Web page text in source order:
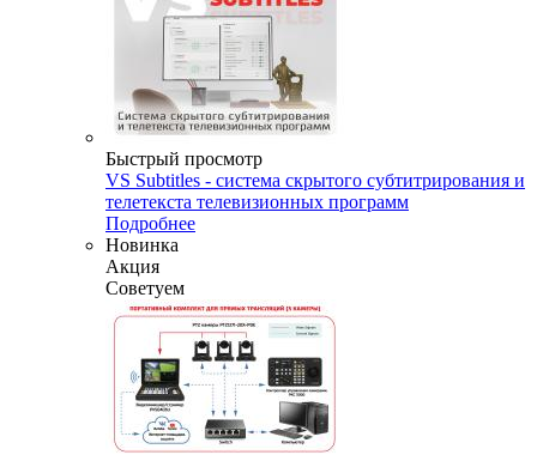
Быстрый просмотр
VS Subtitles - система скрытого субтитрирования и
телетекста телевизионных программ
Подробнее
Новинка
Акция
Советуем